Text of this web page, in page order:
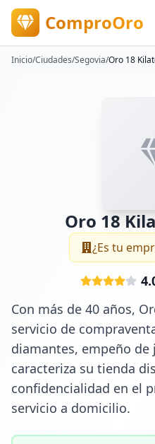
ComproOro
Inicio/Ciudades/Segovia/Oro 18
Oro 18
¿Es tu
Con más de 40 años,
servicio de
diamantes, empeño de
caracteriza su tienda
confidencialidad en el
servicio a domicilio.